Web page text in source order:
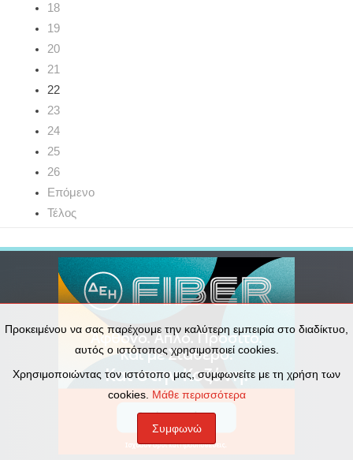
18
19
20
21
22
23
24
25
26
Επόμενο
Τέλος
Προκειμένου να σας παρέχουμε την καλύτερη εμπειρία στο διαδίκτυο,
αυτός ο ιστότοπος χρησιμοποιεί cookies.
Χρησιμοποιώντας τον ιστότοπο μας, συμφωνείτε με τη χρήση των
cookies. Μάθε περισσότερα
Συμφωνώ